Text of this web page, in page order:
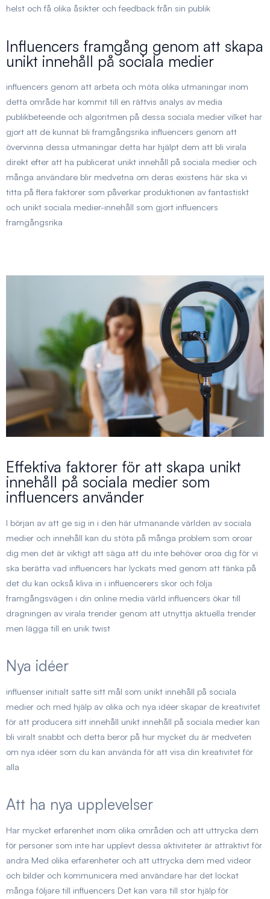
helst och få olika åsikter och feedback från sin publik
Influencers framgång genom att skapa
unikt innehåll på sociala medier
influencers genom att arbeta och möta olika utmaningar inom
detta område har kommit till en rättvis analys av media
publikbeteende och algoritmen på dessa sociala medier vilket har
gjort att de kunnat bli framgångsrika influencers genom att
övervinna dessa utmaningar detta har hjälpt dem att bli virala
direkt efter att ha publicerat unikt innehåll på sociala medier och
många användare blir medvetna om deras existens här ska vi
titta på flera faktorer som påverkar produktionen av fantastiskt
och unikt sociala medier-innehåll som gjort influencers
framgångsrika
Effektiva faktorer för att skapa unikt
innehåll på sociala medier som
influencers använder
I början av att ge sig in i den här utmanande världen av sociala
medier och innehåll kan du stöta på många problem som oroar
dig men det är viktigt att säga att du inte behöver oroa dig för vi
ska berätta vad influencers har lyckats med genom att tänka på
det du kan också kliva in i influencerers skor och följa
framgångsvägen i din online media värld influencers ökar till
dragningen av virala trender genom att utnyttja aktuella trender
men lägga till en unik twist
Nya idéer
influenser initialt satte sitt mål som unikt innehåll på sociala
medier och med hjälp av olika och nya idéer skapar de kreativitet
för att producera sitt innehåll unikt innehåll på sociala medier kan
bli viralt snabbt och detta beror på hur mycket du är medveten
om nya idéer som du kan använda för att visa din kreativitet för
alla
Att ha nya upplevelser
Har mycket erfarenhet inom olika områden och att uttrycka dem
för personer som inte har upplevt dessa aktiviteter är attraktivt för
andra Med olika erfarenheter och att uttrycka dem med videor
och bilder och kommunicera med användare har det lockat
många följare till influencers Det kan vara till stor hjälp för